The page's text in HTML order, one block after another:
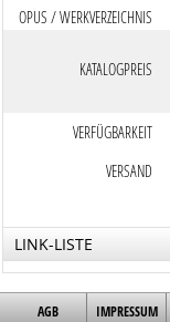
OPUS / WERKVERZEICHNIS
KATALOGPREIS
VERFÜGBARKEIT
VERSAND
LINK-LISTE
AGB IMPRESSUM